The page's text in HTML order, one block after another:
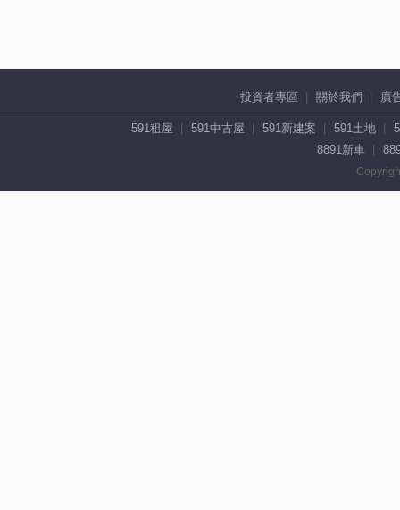
投資者專區 關於我們 廣
591租屋 591中古屋 591新建案 591土地
8891新車